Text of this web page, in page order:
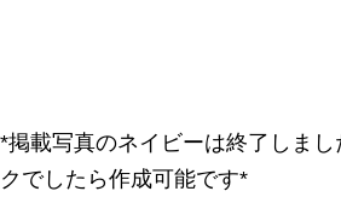
*掲載写真のネイビーは終了しま
クでしたら作成可能です*